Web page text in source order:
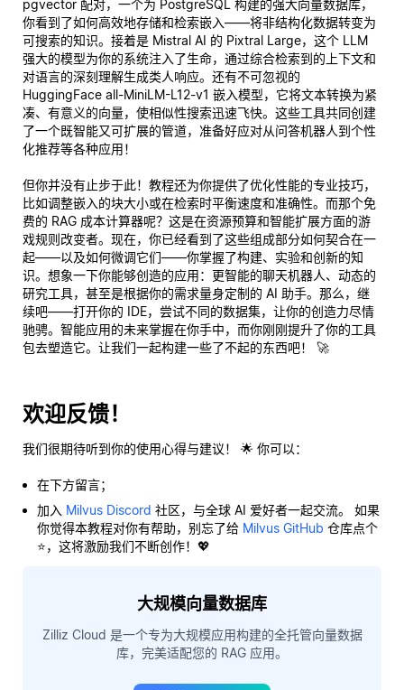
pgvector 配对，一个为 PostgreSQL 构建的强大向量数据库，
你看到了如何高效地存储和检索嵌入——将非结构化数据转变为
可搜索的知识。接着是 Mistral AI 的 Pixtral Large，这个 LLM
强大的模型为你的系统注入了生命，通过综合检索到的上下文和
对语言的深刻理解生成类人响应。还有不可忽视的
HuggingFace all-MiniLM-L12-v1 嵌入模型，它将文本转换为紧
凑、有意义的向量，使相似性搜索迅速飞快。这些工具共同创建
了一个既智能又可扩展的管道，准备好应对从问答机器人到个性
化推荐等各种应用！
但你并没有止步于此！教程还为你提供了优化性能的专业技巧，
比如调整嵌入的块大小或在检索时平衡速度和准确性。而那个免
费的 RAG 成本计算器呢？这是在资源预算和智能扩展方面的游
戏规则改变者。现在，你已经看到了这些组成部分如何契合在一
起——以及如何微调它们——你掌握了构建、实验和创新的知
识。想象一下你能够创造的应用：更智能的聊天机器人、动态的
研究工具，甚至是根据你的需求量身定制的 AI 助手。那么，继
续吧——打开你的 IDE，尝试不同的数据集，让你的创造力尽情
驰骋。智能应用的未来掌握在你手中，而你刚刚提升了你的工具
包去塑造它。让我们一起构建一些了不起的东西吧！ 🚀
欢迎反馈！
我们很期待听到你的使用心得与建议！ 🌟 你可以：
在下方留言；
加入 Milvus Discord 社区，与全球 AI 爱好者一起交流。 如果
你觉得本教程对你有帮助，别忘了给 Milvus GitHub 仓库点个
⭐，这将激励我们不断创作！💖
大规模向量数据库
Zilliz Cloud 是一个专为大规模应用构建的全托管向量数据
库，完美适配您的 RAG 应用。